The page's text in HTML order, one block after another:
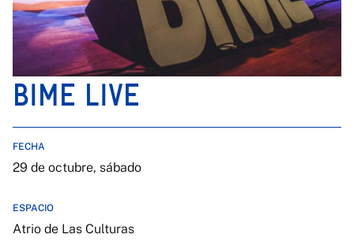
BIME LIVE
FECHA
29 de octubre, sábado
ESPACIO
Atrio de Las Culturas